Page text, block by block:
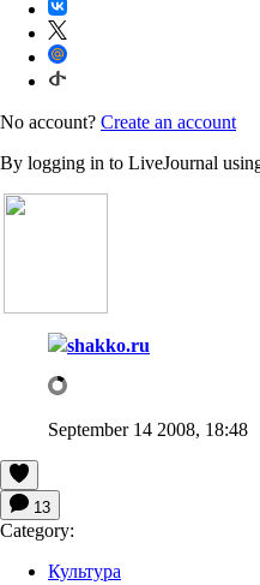
No account? Create an account
By logging in to LiveJournal
shakko.ru
September 14 2008, 18:48
13
Category:
Культура